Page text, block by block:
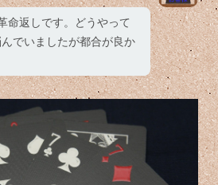
命返しです。どうやって
でいましたが都合が良か